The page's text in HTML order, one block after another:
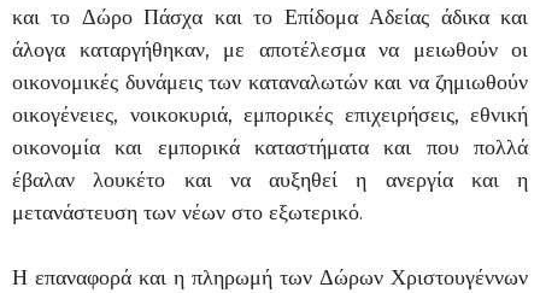
και το Δώρο Πάσχα και το Επίδομα Αδείας άδικα και
άλογα καταργήθηκαν, με αποτέλεσμα να μειωθούν οι
οικονομικές δυνάμεις των καταναλωτών και να ζημιωθούν
οικογένειες, νοικοκυριά, εμπορικές επιχειρήσεις, εθνική
οικονομία και εμπορικά καταστήματα και που πολλά
έβαλαν λουκέτο και να αυξηθεί η ανεργία και η
μετανάστευση των νέων στο εξωτερικό.
Η επαναφορά και η πληρωμή των Δώρων Χριστουγέννων